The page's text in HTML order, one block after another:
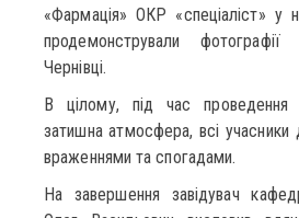
«Фармація» ОКР «спеціаліст» у
продемонстрували
Чернівці.
В цілому, під час проведення
затишна атмосфера, всі учасники
враженнями та спогадами.
На завершення завідувач